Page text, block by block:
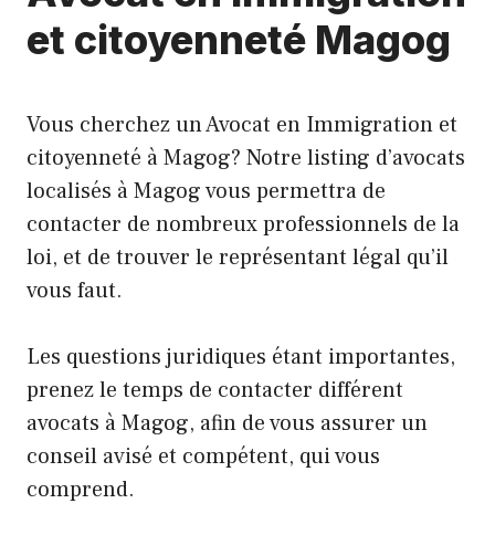
et citoyenneté Magog
Vous cherchez un Avocat en Immigration et
citoyenneté à Magog? Notre listing d’avocats
localisés à Magog vous permettra de
contacter de nombreux professionnels de la
loi, et de trouver le représentant légal qu’il
vous faut.
Les questions juridiques étant importantes,
prenez le temps de contacter différent
avocats à Magog, afin de vous assurer un
conseil avisé et compétent, qui vous
comprend.